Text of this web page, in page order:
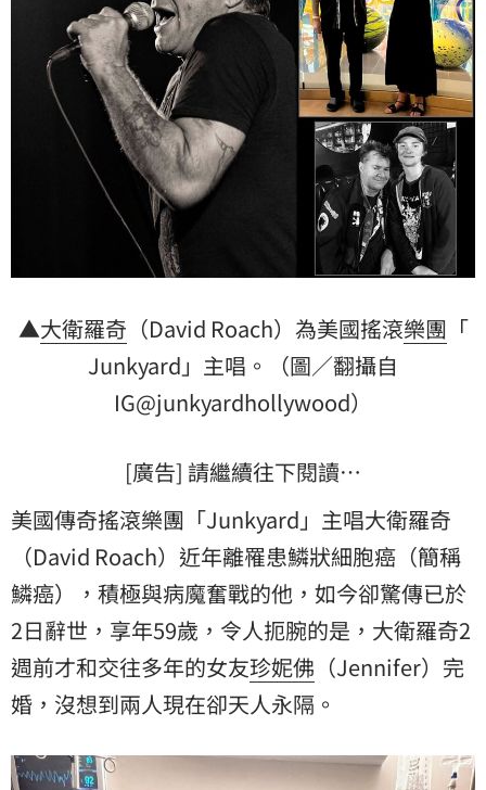
▲大衛羅奇 （David Roach）為美國搖滾樂團 「
Junkyard 」主唱。（圖／翻攝自
IG@junkyardhollywood）
[廣告] 請繼續往下閱讀…
美國傳奇搖滾樂團「Junkyard」主唱大衛羅奇
（David Roach）近年離罹患鱗狀細胞癌（簡稱
鱗癌），積極與病魔奮戰的他，如今卻驚傳已於
2日辭世，享年59歲，令人扼腕的是，大衛羅奇2
週前才和交往多年的女友珍妮佛 （Jennifer）完
婚，沒想到兩人現在卻天人永隔。